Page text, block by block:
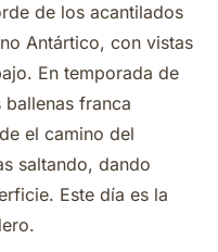
de los acantilados
Antártico, con vistas
En temporada de
franca
el camino del
saltando, dando
Este día es la